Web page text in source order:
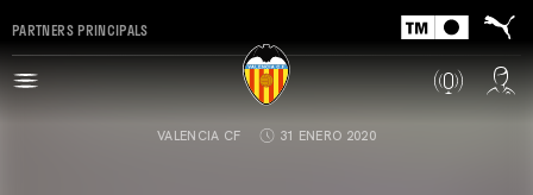
PARTNERS PRINCIPALS
VALENCIA CF 31 ENERO 2020